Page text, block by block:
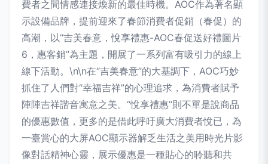
費者之間情感連接煥新的最佳時機。AOC作為著名顯
示設備品牌，提前迎來了春節消費者促銷（春促）的
高潮，以“吉美春意，悅享禮惠-AOC春促送好禮圖片
6，惠客銷”為主題，開展了一系列富有吸引力的線上
線下活動。\n\n在“吉美春意”的大基調下，AOC巧妙
抓住了人們對“幸福吉祥”的心理追求，為消費者賦予
陣陣吉祥諧音寓意之美。“悅享禮惠”則不單是說商品
的優惠數值，更多的是借此呼吁廣大消費者悅已，為
一臺賞心的大屏AOC顯示器解乏生活之美用時光片影
像對話精神心靈，展示優惠是一種貼心的聆聽和共